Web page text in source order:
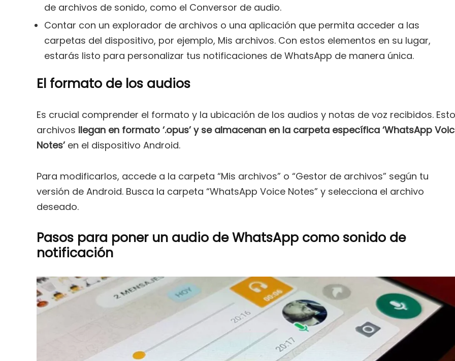
de archivos de sonido, como el Conversor de audio.
Contar con un explorador de archivos o una aplicación que permita acceder a las
carpetas del dispositivo, por ejemplo, Mis archivos. Con estos elementos en su lugar,
estarás listo para personalizar tus notificaciones de WhatsApp de manera única.
El formato de los audios
Es crucial comprender el formato y la ubicación de los audios y notas de voz recibidos.
archivos llegan en formato ‘.opus’ y se almacenan en la carpeta específica ‘WhatsApp
Notes’en el dispositivo Android.
Para modificarlos, accede a la carpeta “Mis archivos” o “Gestor de archivos” según tu
versión de Android. Busca la carpeta “WhatsApp Voice Notes” y selecciona el archivo
deseado.
Pasos para poner un audio de WhatsApp como sonido de
notificación